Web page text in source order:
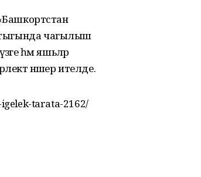
чагылыш
һәм яшьләр
нәшер ителде.
tarata-2162/